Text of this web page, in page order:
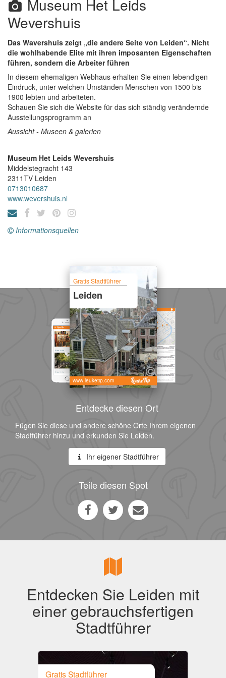
Museum Het Leids
Wevershuis
Das Wavershuis zeigt „die andere Seite von Leiden“. Nicht
die wohlhabende Elite mit ihren imposanten Eigenschaften
führen, sondern die Arbeiter führen
In diesem ehemaligen Webhaus erhalten Sie einen lebendigen
Eindruck, unter welchen Umständen Menschen von 1500 bis
1900 lebten und arbeiteten.
Schauen Sie sich die Website für das sich ständig verändernde
Ausstellungsprogramm an
Aussicht - Museen & galerien
Museum Het Leids Wevershuis
Middelstegracht 143
2311TV Leiden
0713010687
www.wevershuis.nl
Informationsquellen
Gratis Stadtführer
Leiden
www.leuketip.com
Entdecke diesen Ort
Fügen Sie diese und andere schöne Orte Ihrem eigenen
Stadtführer hinzu und erkunden Sie Leiden.
Ihr eigener Stadtführer
Teile diesen Spot
Entdecken Sie Leiden mit
einer gebrauchsfertigen
Stadtführer
Gratis Stadtführer